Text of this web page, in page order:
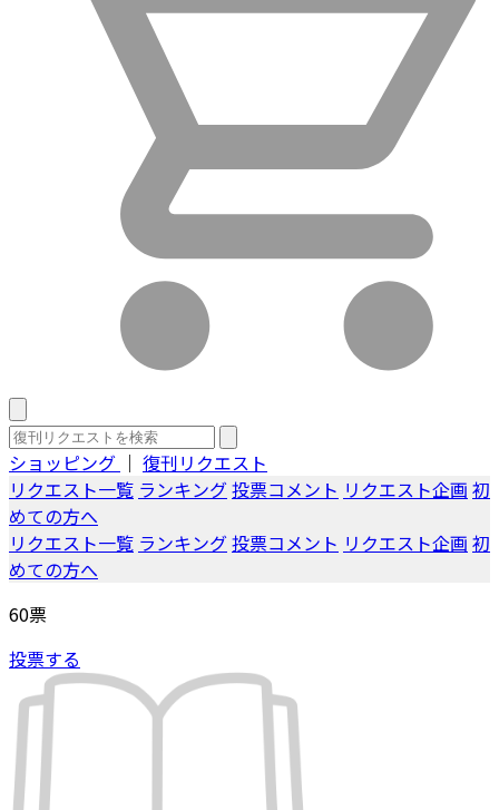
ショッピング ｜ 復刊リクエスト
リクエスト一覧 ランキング投票コメント リクエスト企画 初
めての方へ
リクエスト一覧 ランキング投票コメント リクエスト企画 初
めての方へ
60票
投票する